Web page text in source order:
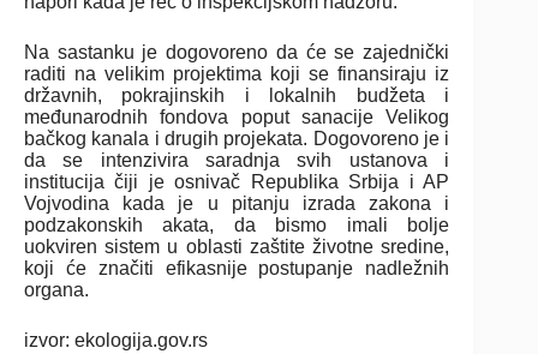
Na sastanku je dogovoreno da će se zajednički
raditi na velikim projektima koji se finansiraju iz
državnih, pokrajinskih i lokalnih budžeta i
međunarodnih fondova poput sanacije Velikog
bačkog kanala i drugih projekata. Dogovoreno je i
da se intenzivira saradnja svih ustanova i
institucija čiji je osnivač Republika Srbija i AP
Vojvodina kada je u pitanju izrada zakona i
podzakonskih akata, da bismo imali bolje
uokviren sistem u oblasti zaštite životne sredine,
koji će značiti efikasnije postupanje nadležnih
organa.
izvor: ekologija.gov.rs